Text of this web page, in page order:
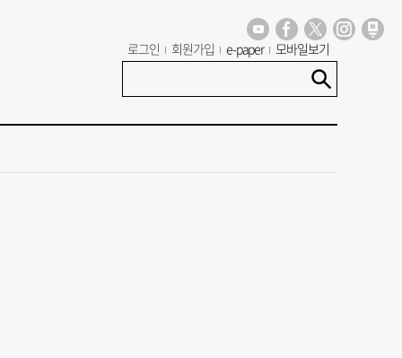
로그인 회원가입 e-paper 모바일보기